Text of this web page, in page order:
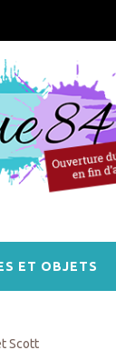
ET OBJETS
Scott